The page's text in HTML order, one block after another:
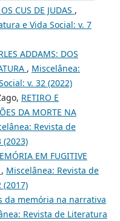
CUS DE JUDAS ,
e Vida Social: v. 7
ADDAMS: DOS
, Miscelânea:
v. 32 (2022)
RETIRO E
DA MORTE NA
Revista de
(2023)
EM FUGITIVE
, Miscelânea: Revista de
(2017)
da memória na narrativa
Revista de Literatura